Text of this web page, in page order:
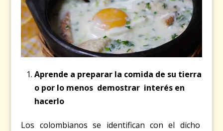
Aprende a preparar la comida de su tierra
o por lo menos demostrar interés en
hacerlo
Los colombianos se identifican con el dicho